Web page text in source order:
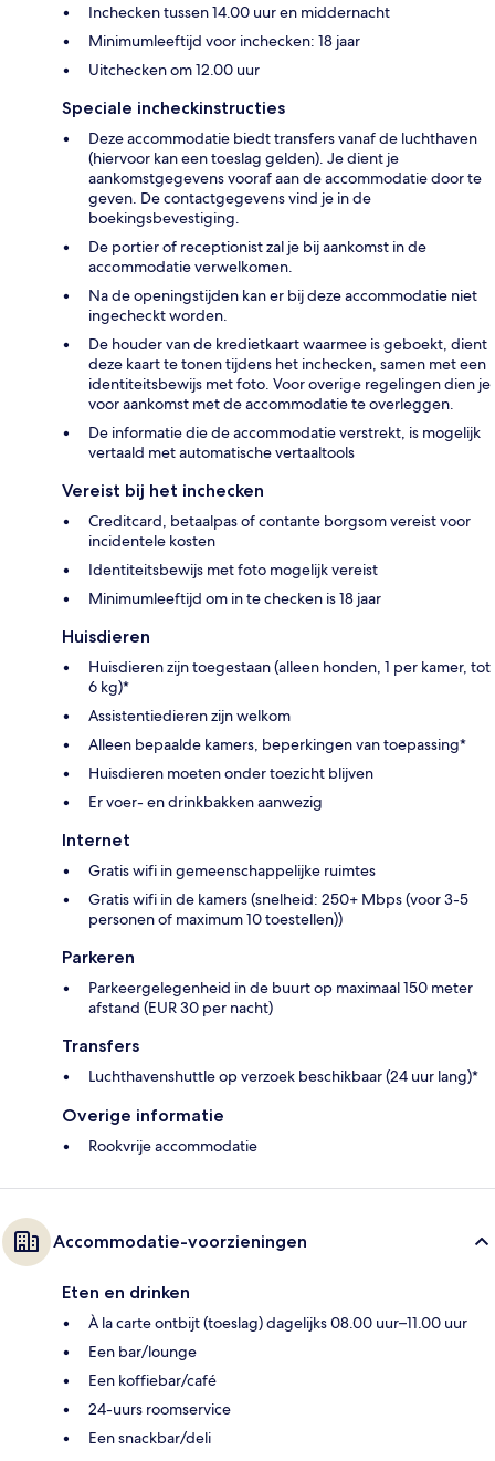
Inchecken tussen 14.00 uur en middernacht
Minimumleeftijd voor inchecken: 18 jaar
Uitchecken om 12.00 uur
Speciale incheckinstructies
Deze accommodatie biedt transfers vanaf de luchthaven
(hiervoor kan een toeslag gelden). Je dient je
aankomstgegevens vooraf aan de accommodatie door te
geven. De contactgegevens vind je in de
boekingsbevestiging.
De portier of receptionist zal je bij aankomst in de
accommodatie verwelkomen.
Na de openingstijden kan er bij deze accommodatie niet
ingecheckt worden.
De houder van de kredietkaart waarmee is geboekt, dient
deze kaart te tonen tijdens het inchecken, samen met een
identiteitsbewijs met foto. Voor overige regelingen dien je
voor aankomst met de accommodatie te overleggen.
De informatie die de accommodatie verstrekt, is mogelijk
vertaald met automatische vertaaltools
Vereist bij het inchecken
Creditcard, betaalpas of contante borgsom vereist voor
incidentele kosten
Identiteitsbewijs met foto mogelijk vereist
Minimumleeftijd om in te checken is 18 jaar
Huisdieren
Huisdieren zijn toegestaan (alleen honden, 1 per kamer, tot
6 kg)*
Assistentiedieren zijn welkom
Alleen bepaalde kamers, beperkingen van toepassing*
Huisdieren moeten onder toezicht blijven
Er voer- en drinkbakken aanwezig
Internet
Gratis wifi in gemeenschappelijke ruimtes
Gratis wifi in de kamers (snelheid: 250+ Mbps (voor 3-5
personen of maximum 10 toestellen))
Parkeren
Parkeergelegenheid in de buurt op maximaal 150 meter
afstand (EUR 30 per nacht)
Transfers
Luchthavenshuttle op verzoek beschikbaar (24 uur lang)*
Overige informatie
Rookvrije accommodatie
Accommodatie-voorzieningen
Eten en drinken
À la carte ontbijt (toeslag) dagelijks 08.00 uur–11.00 uur
Een bar/lounge
Een koffiebar/café
24-uurs roomservice
Een snackbar/deli